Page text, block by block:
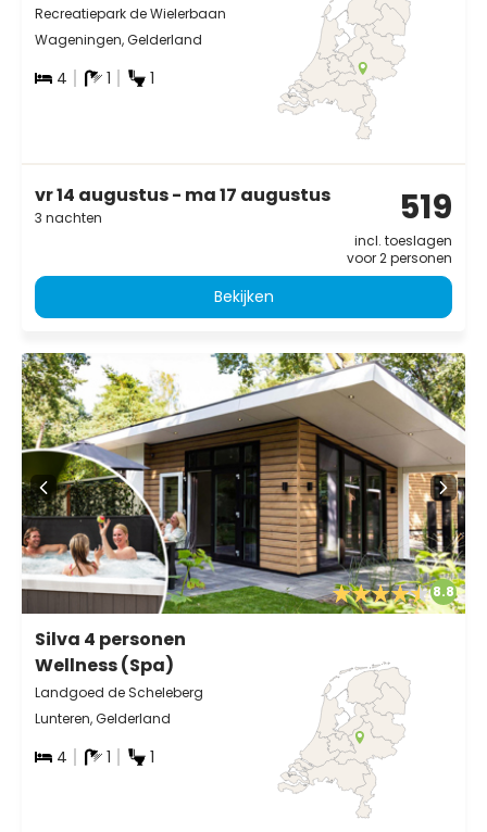
Recreatiepark de Wielerbaan
Wageningen, Gelderland
4 1 1
vr 14 augustus - ma 17 augustus
3 nachten 519
incl. toeslagen
voor 2 personen
Bekijken
8.8
Silva 4 personen
Wellness (Spa)
Landgoed de Scheleberg
Lunteren, Gelderland
4 1 1